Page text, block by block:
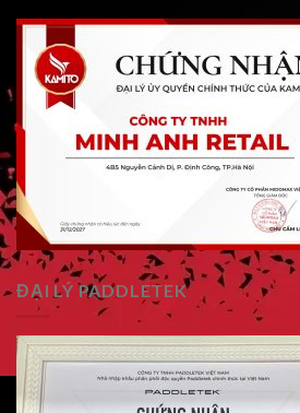
ĐẠI LÝ PADDLETEK